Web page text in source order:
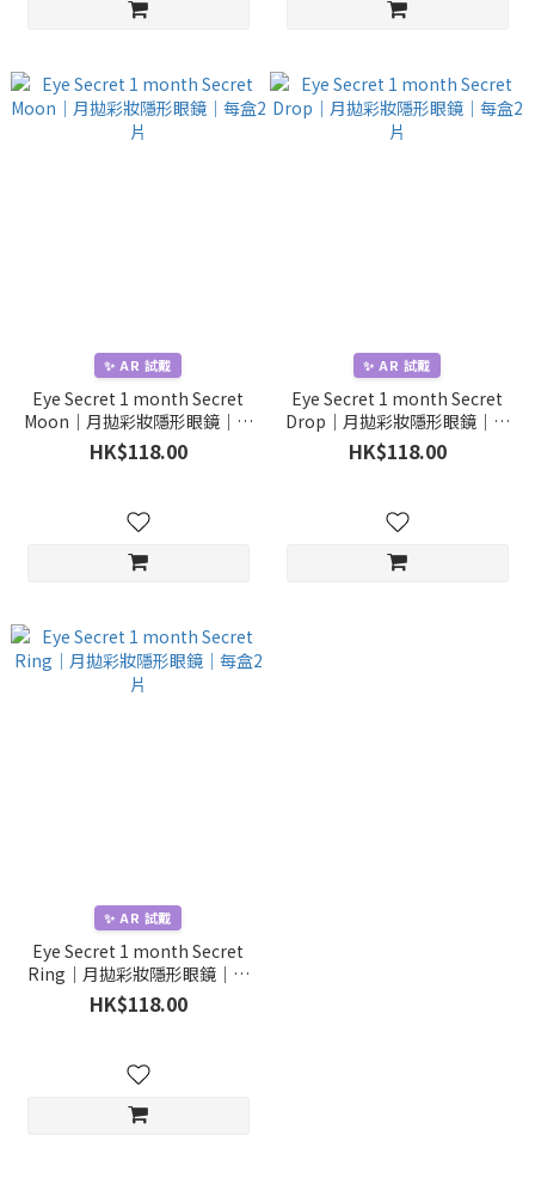
✨ AR 試戴
Eye Secret 1 month Secret
Moon｜月拋彩妝隱形眼鏡｜每
盒2片
HK$118.00
✨ AR 試戴
Eye Secret 1 month Secret
Drop｜月拋彩妝隱形眼鏡｜每
盒2片
HK$118.00
✨ AR 試戴
Eye Secret 1 month Secret
Ring｜月拋彩妝隱形眼鏡｜每
盒2片
HK$118.00